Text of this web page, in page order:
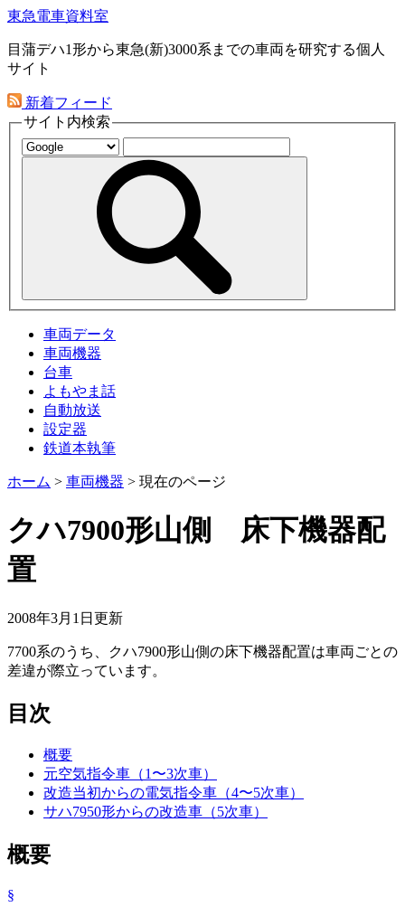
東急電車資料室
目蒲デハ1形から東急(新)3000系までの車両を研究する個人
サイト
新着フィード
サイト内検索
車両データ
車両機器
台車
よもやま話
自動放送
設定器
鉄道本執筆
ホーム > 車両機器 > 現在のページ
クハ7900形山側 床下機器配
置
2008年3月1日 更新
7700系のうち、クハ7900形山側の床下機器配置は車両ごとの
差違が際立っています。
目次
概要
元空気指令車（1〜3次車）
改造当初からの電気指令車（4〜5次車）
サハ7950形からの改造車（5次車）
概要
§